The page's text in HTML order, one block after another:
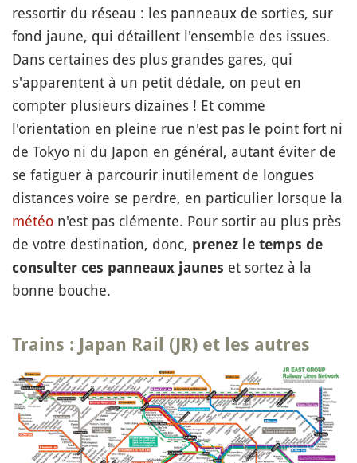
ressortir du réseau : les panneaux de sorties, sur
fond jaune, qui détaillent l'ensemble des issues.
Dans certaines des plus grandes gares, qui
s'apparentent à un petit dédale, on peut en
compter plusieurs dizaines ! Et comme
l'orientation en pleine rue n'est pas le point fort ni
de Tokyo ni du Japon en général, autant éviter de
se fatiguer à parcourir inutilement de longues
distances voire se perdre, en particulier lorsque la
météo n'est pas clémente. Pour sortir au plus près
de votre destination, donc, prenez le temps de
consulter ces panneaux jaunes et sortez à la
bonne bouche.
Trains : Japan Rail (JR) et les autres